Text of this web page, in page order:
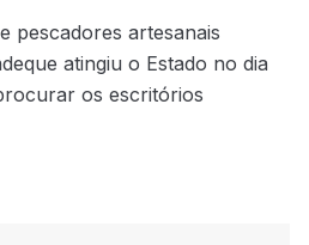
pescadores artesanais
atingiu o Estado no dia
os escritórios